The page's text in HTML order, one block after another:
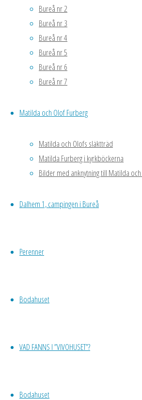
Bureå nr 2
Bureå nr 3
Bureå nr 4
Bureå nr 5
Bureå nr 6
Bureå nr 7
Matilda och Olof Furberg
Matilda och Olofs släktträd
Matilda Furberg i kyrkböckerna
Bilder med anknytning till Matilda
Dalhem 1, campingen i Bureå
Perenner
Bodahuset
VAD FANNS I ”VIVOHUSET”?
Bodahuset
Lundkvist.
sommarn